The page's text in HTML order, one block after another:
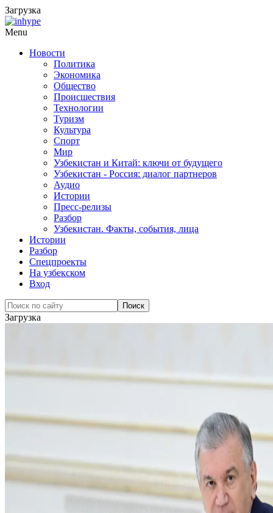
Загрузка
Menu
Новости
Политика
Экономика
Общество
Происшествия
Технологии
Туризм
Культура
Спорт
Мир
Узбекистан и Китай: ключи от будущего
Узбекистан - Россия: диалог партнеров
Аудио
Истории
Пресс-релизы
Разбор
Узбекистан. Факты, события, лица
Истории
Разбор
Спецпроекты
На узбекском
Вход
Загрузка